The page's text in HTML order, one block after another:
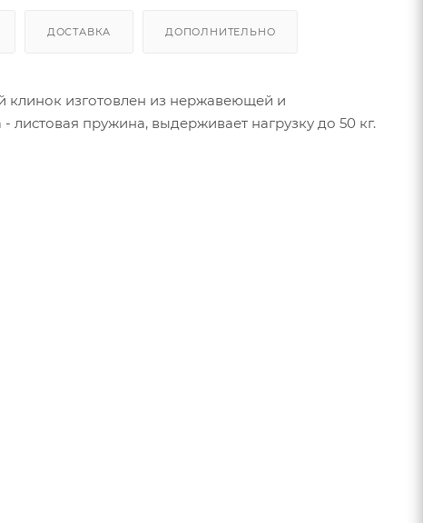
ДОСТАВКА ДОПОЛНИТЕЛЬНО
клинок изготовлен из нержавеющей и
пружина, выдерживает нагрузку до 50 кг.